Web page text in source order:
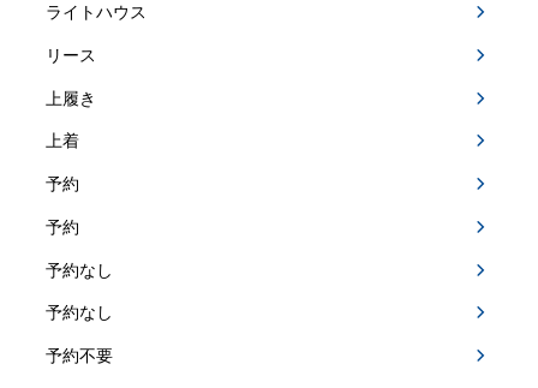
ライトハウス
リース
上履き
上着
予約
予約
予約なし
予約なし
予約不要